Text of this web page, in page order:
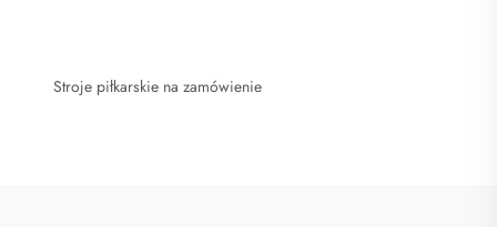
Stroje piłkarskie na zamówienie